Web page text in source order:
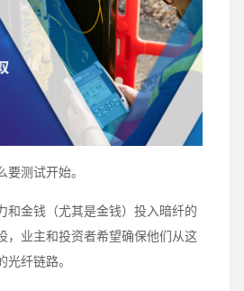
测试开始。
和金钱（尤其是金钱）投入暗纤的
，业主和投资者希望确保他们从这
纤链路。